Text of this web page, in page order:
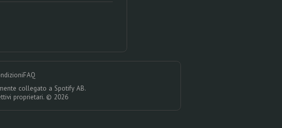
FAQ
collegato a Spotify AB.
proprietari. © 2026